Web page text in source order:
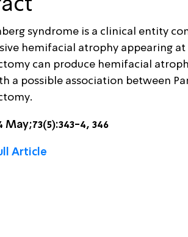
syndrome is a clinical entity
hemifacial atrophy appearing
can produce hemifacial
a possible association between
May;73(5):343-4, 346
Article